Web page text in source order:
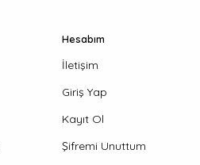
Hesabım
İletişim
Giriş Yap
Kayıt Ol
Şifremi Unuttum